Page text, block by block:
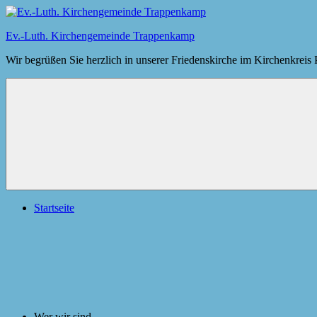
Zum
springen
Ev.-Luth. Kirchengemeinde Trappenkamp
Wir begrüßen Sie herzlich in unserer Friedenskirche im Kirchenkreis
Menü
Startseite